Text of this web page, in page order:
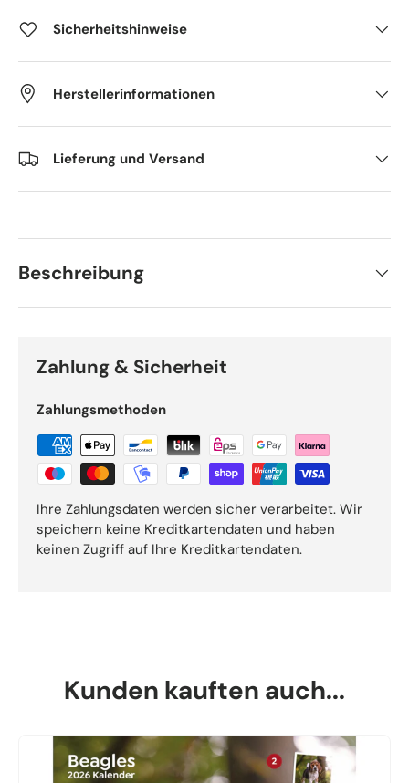
Sicherheitshinweise
Herstellerinformationen
Lieferung und Versand
Beschreibung
Zahlung & Sicherheit
Zahlungsmethoden
Ihre Zahlungsdaten werden sicher verarbeitet. Wir
speichern keine Kreditkartendaten und haben
keinen Zugriff auf Ihre Kreditkartendaten.
Kunden kauften auch...